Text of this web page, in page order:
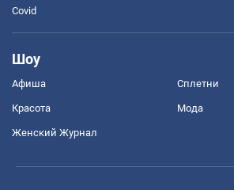
Covid
Шоу
Афиша Сплетни
Красота Мода
Женский Журнал